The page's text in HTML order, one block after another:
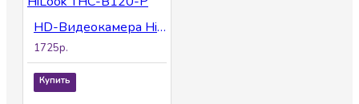
HD-Видеокамера HiLook THC-B120-P
1725р.
Купить